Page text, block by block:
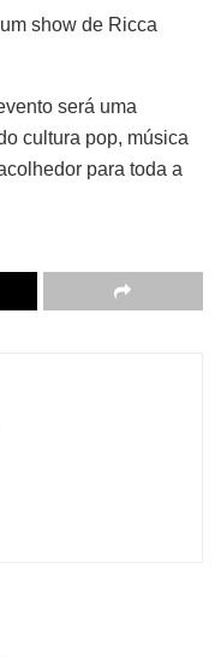
show de Ricca
será uma
cultura pop, música
para toda a